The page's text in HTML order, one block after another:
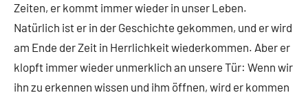
Zeiten, er kommt immer wieder in unser Leben.
Natürlich ist er in der Geschichte gekommen, und er wird
am Ende der Zeit in Herrlichkeit wiederkommen. Aber er
klopft immer wieder unmerklich an unsere Tür: Wenn wir
ihn zu erkennen wissen und ihm öffnen, wird er kommen